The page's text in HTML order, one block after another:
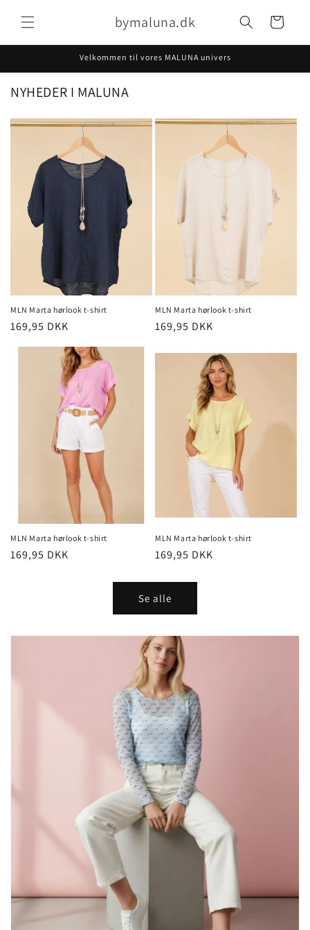
indhold
bymaluna.dk Indkøbskurv
Velkommen til vores MALUNA univers
NYHEDER I MALUNA
MLN Marta hørlook t-shirt
Normalpris
169,95 DKK
MLN Marta hørlook t-shirt
Normalpris
169,95 DKK
MLN Marta hørlook t-shirt
Normalpris
169,95 DKK
MLN Marta hørlook t-shirt
Normalpris
169,95 DKK
Se alle